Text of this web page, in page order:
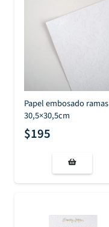
Papel embosado ramas
30,5×30,5cm
$195